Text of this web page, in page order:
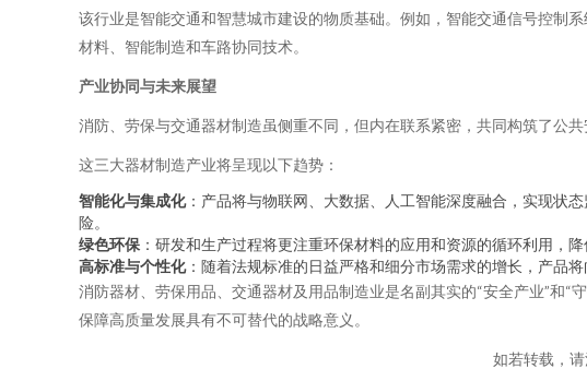
该行业是智能交通和智慧城市建设的物质基础。例如，智能交通信号控制
材料、智能制造和车路协同技术。
产业协同与未来展望
消防、劳保与交通器材制造虽侧重不同，但内在联系紧密，共同构筑了公
这三大器材制造产业将呈现以下趋势：
智能化与集成化：产品将与物联网、大数据、人工智能深度融合，实现状
险。
绿色环保 ：研发和生产过程将更注重环保材料的应用和资源的循环利用，降
高标准与个性化：随着法规标准的日益严格和细分市场需求的增长，产品
消防器材、劳保用品、交通器材及用品制造业是名副其实的“安全产业”和“
保障高质量发展具有不可替代的战略意义。
如若转载，